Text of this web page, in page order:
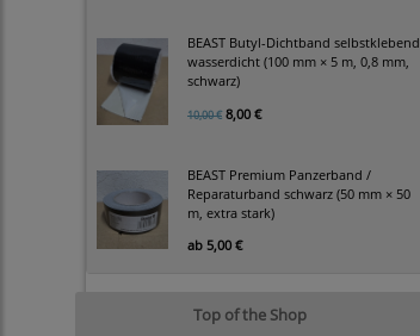
BEAST Butyl-Dichtband selbstklebend
wasserdicht (100 mm × 5 m, 0,8 mm,
schwarz)
10,00 € 8,00 €
BEAST Premium Panzerband /
Reparaturband schwarz (50 mm × 50
m, extra stark)
ab 5,00 €
Top of the Shop